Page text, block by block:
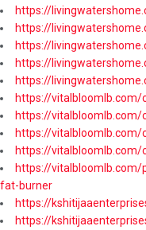
https://
https://
https://
https://
https://
https://vitalbloomlb.com/
https://vitalbloomlb.com/
https://vitalbloomlb.com/
https://
https://
fat-burner
https://
https://